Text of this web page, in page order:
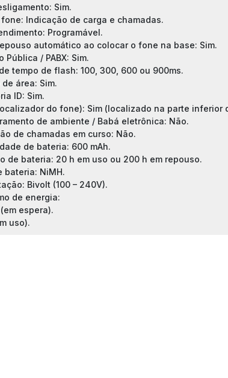
Sim.
Indicação de carga e chamadas.
Programável.
automático ao colocar o fone na base: Sim.
Pública / PABX: Sim.
tempo de flash: 100, 300, 600 ou 900ms.
área: Sim.
ID: Sim.
do fone): Sim (localizado na parte inferior
de ambiente / Babá eletrônica: Não.
de chamadas em curso: Não.
de bateria: 600 mAh.
de bateria: 20 h em uso ou 200 h em repouso.
bateria: NiMH.
Bivolt (100 – 240V).
de energia:
espera).
uso).